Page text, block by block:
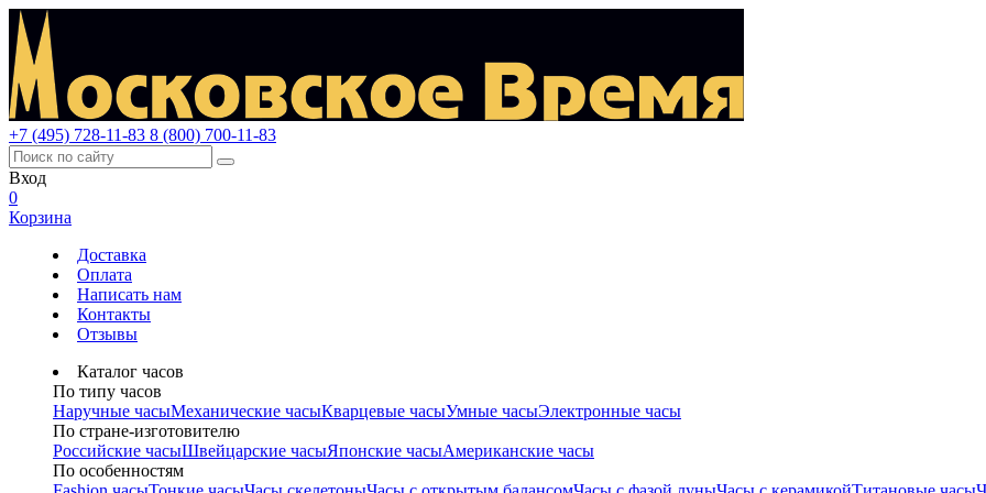
+7 (495) 728-11-83 8 (800) 700-11-83
Вход
0
Корзина
Доставка
Оплата
Написать нам
Контакты
Отзывы
Каталог часов
По типу часов
Наручные часыМеханические часыКварцевые часыУмные часыЭлектронные часы
По стране-изготовителю
Российские часыШвейцарские часыЯпонские часыАмериканские часы
По особенностям